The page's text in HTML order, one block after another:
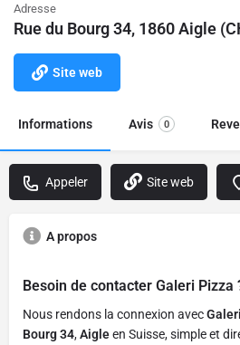
Adresse
Rue du Bourg 34, 1860 Aigle
Site web
Informations Avis 0
Appeler Site web
A propos
Besoin de contacter Galeri Pizza
Nous rendons la connexion avec
Bourg 34,Aigleen Suisse, simple et